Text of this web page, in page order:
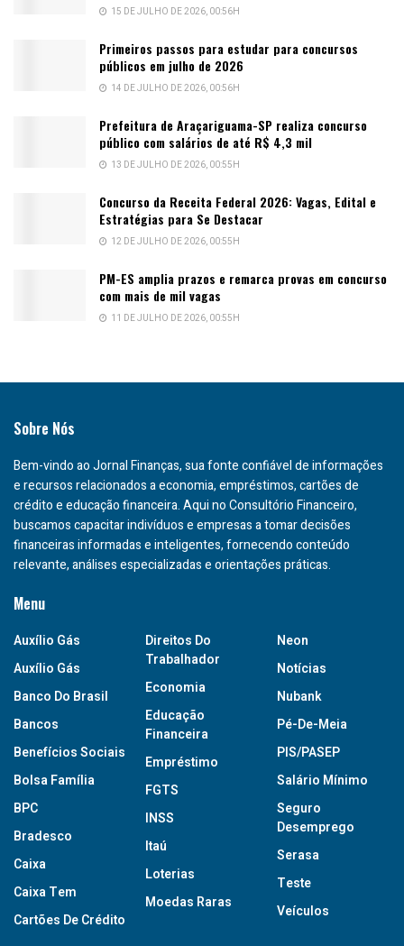
15 DE JULHO DE 2026, 00:56H
Primeiros passos para estudar para concursos
públicos em julho de 2026
14 DE JULHO DE 2026, 00:56H
Prefeitura de Araçariguama-SP realiza concurso
público com salários de até R$ 4,3 mil
13 DE JULHO DE 2026, 00:55H
Concurso da Receita Federal 2026: Vagas, Edital e
Estratégias para Se Destacar
12 DE JULHO DE 2026, 00:55H
PM-ES amplia prazos e remarca provas em concurso
com mais de mil vagas
11 DE JULHO DE 2026, 00:55H
Sobre Nós
Bem-vindo ao Jornal Finanças, sua fonte confiável de informações
e recursos relacionados a economia, empréstimos, cartões de
crédito e educação financeira. Aqui no Consultório Financeiro,
buscamos capacitar indivíduos e empresas a tomar decisões
financeiras informadas e inteligentes, fornecendo conteúdo
relevante, análises especializadas e orientações práticas.
Menu
Auxílio Gás
Auxílio Gás
Banco Do Brasil
Bancos
Benefícios Sociais
Bolsa Família
BPC
Bradesco
Caixa
Caixa Tem
Cartões De Crédito
Direitos Do
Trabalhador
Economia
Educação
Financeira
Empréstimo
FGTS
INSS
Itaú
Loterias
Moedas Raras
Neon
Notícias
Nubank
Pé-De-Meia
PIS/PASEP
Salário Mínimo
Seguro
Desemprego
Serasa
Teste
Veículos